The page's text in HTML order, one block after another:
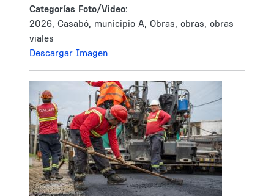
Categorías Foto/Video:
2026, Casabó, municipio A, Obras, obras, obras
viales
Descargar Imagen